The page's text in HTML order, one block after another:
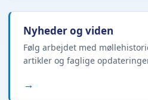
Nyheder og viden
Følg arbejdet med
artikler og faglige
→